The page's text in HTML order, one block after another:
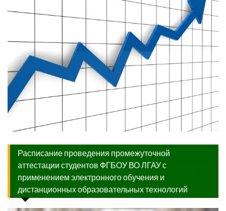
Расписание проведения промежуточной
аттестации студентов ФГБОУ ВО ЛГАУ с
применением электронного обучения и
дистанционных образовательных технологий